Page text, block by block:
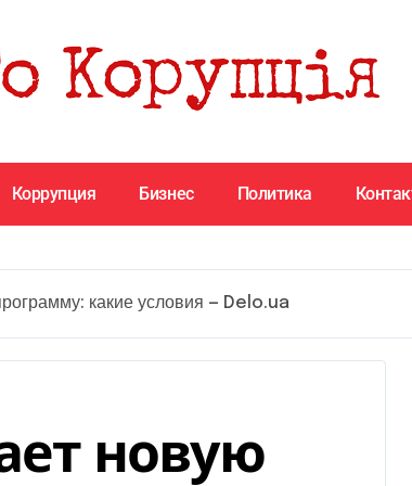
Коррупция Бизнес Политика
какие условия — Delo.ua
новую